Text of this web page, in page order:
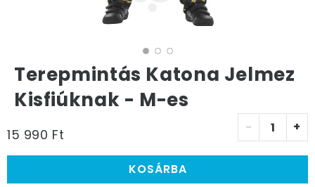
Terepmintás Katona Jelmez
Kisfiúknak - M-es
15 990 Ft - +
KOSÁRBA